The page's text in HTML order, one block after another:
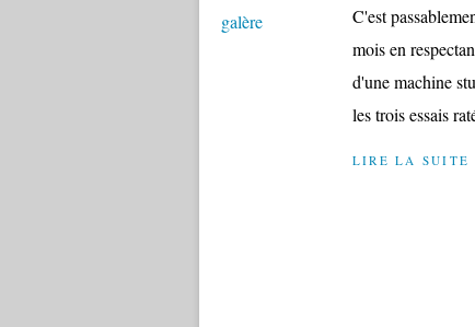
C'est
mois en
d'une machine
les trois essais
LIRE LA SUITE